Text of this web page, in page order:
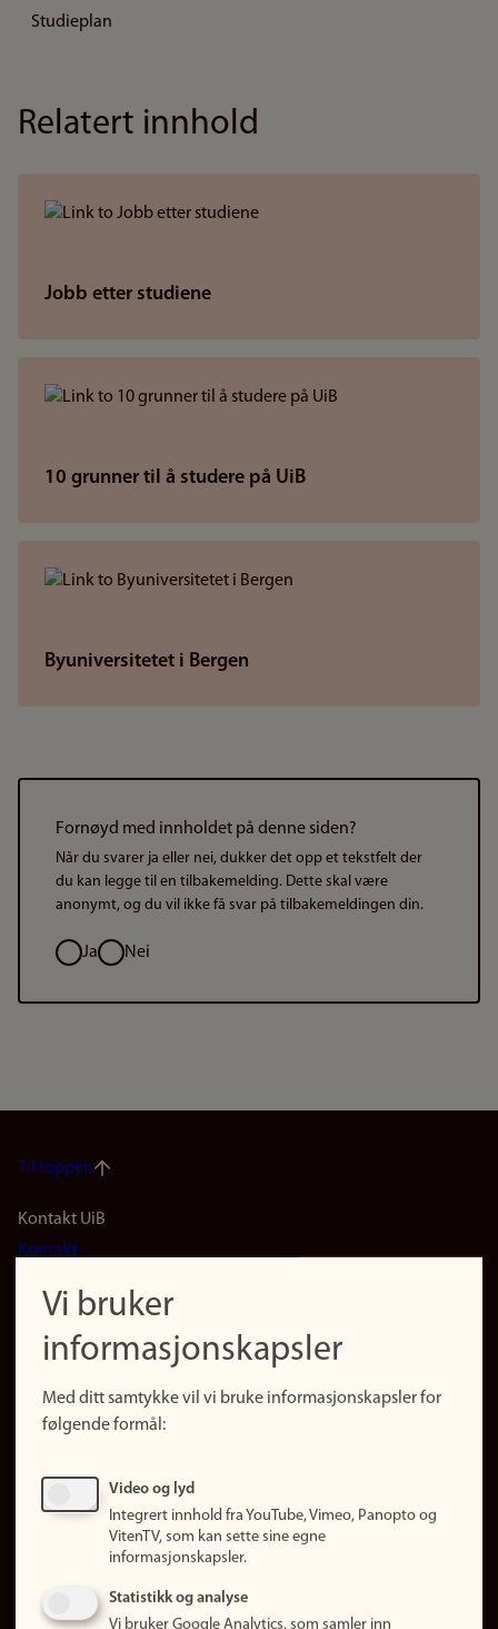
Studieplan
Relatert innhold
Jobb etter studiene
10 grunner til å studere på UiB
Byuniversitetet i Bergen
Fornøyd med innholdet på denne siden?
Når du svarer ja eller nei, dukker det opp et tekstfelt der
du kan legge til en tilbakemelding. Dette skal være
anonymt, og du vil ikke få svar på tilbakemeldingen din.
ValgJa Nei
Til toppen
Footer
(no)
Kontakt UiB
Kontakt
Finn forsker
Presse
Finn studier
Ledige stillinger
Om nettstedet
Vi bruker
informasjonskapsler
Med ditt samtykke vil vi bruke informasjonskapsler for
følgende formål:
Video og lyd
Integrert innhold fra YouTube, Vimeo, Panopto og
VitenTV, som kan sette sine egne
informasjonskapsler.
Statistikk og analyse
Vi bruker Google Analytics, som samler inn